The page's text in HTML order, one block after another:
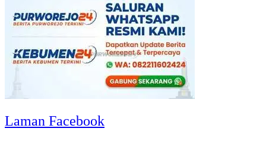
Laman Facebook